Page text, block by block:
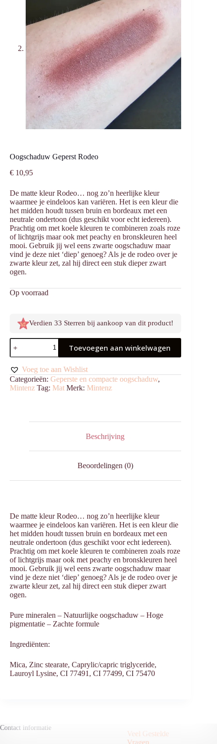
Oogschaduw Geperst Rodeo
€ 10,95
De matte kleur Rodeo… nog zo’n heerlijke kleur
waarmee je eindeloos kan variëren. Het is een kleur die
het midden houdt tussen bruin en bordeaux met een
neutrale ondertoon (dus geschikt voor echt iedereen).
Prachtig om met koele kleuren te combineren zoals roze
of lichtgrijs maar ook met peachy en bronskleuren heel
mooi. Gebruik jij wel eens zwarte oogschaduw maar
vind je deze niet ‘diep’ genoeg? Als je de rodeo over je
zwarte kleur zet, zal hij direct een stuk dieper zwart
ogen.
Op voorraad
Verdien 33 Sterren bij aankoop van dit product!
Oogschaduw
Geperst
Rodeo
aantal
Toevoegen aan winkelwagen
Voeg toe aan Wishlist
Categorieën: Geperste en compacte oogschaduw,
Mintenz Tag: Mat Merk: Mintenz
Beschrijving
Beoordelingen (0)
De matte kleur Rodeo… nog zo’n heerlijke kleur
waarmee je eindeloos kan variëren. Het is een kleur die
het midden houdt tussen bruin en bordeaux met een
neutrale ondertoon (dus geschikt voor echt iedereen).
Prachtig om met koele kleuren te combineren zoals roze
of lichtgrijs maar ook met peachy en bronskleuren heel
mooi. Gebruik jij wel eens zwarte oogschaduw maar
vind je deze niet ‘diep’ genoeg? Als je de rodeo over je
zwarte kleur zet, zal hij direct een stuk dieper zwart
ogen.
Pure mineralen – ⁠Natuurlijke oogschaduw – ⁠Hoge
pigmentatie – ⁠Zachte formule
Ingrediënten:
Mica, Zinc stearate, Caprylic/capric triglyceride,
Lauroyl Lysine, CI 77491, CI 77499, CI 75470
Contact informatie
Veel Gestelde
Vragen